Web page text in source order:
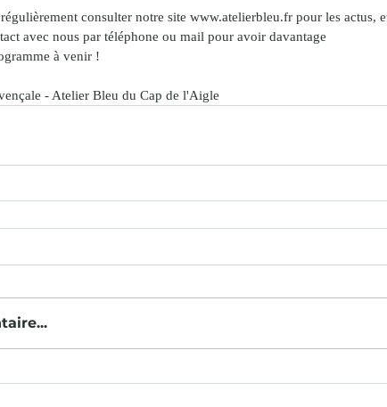
consulter notre site www.atelierbleu.fr pour les actus,
avec nous par téléphone ou mail pour avoir davantage
à venir !
- Atelier Bleu du Cap de l'Aigle